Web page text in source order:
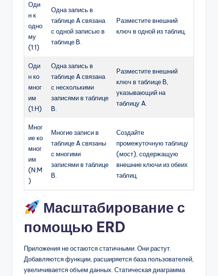
Оди
н к
одно
му
(1:1)
Одна запись в
таблице A связана
с одной записью в
таблице B.
Разместите внешний
ключ в одной из таблиц.
Оди
н ко
мног
им
(1:Н)
Одна запись в
таблице A связана
с несколькими
записями в таблице
B.
Разместите внешний
ключ в таблице B,
указывающий на
таблицу A.
Мног
ие ко
мног
им
(N:M
)
Многие записи в
таблице A связаны
с многими
записями в таблице
B.
Создайте
промежуточную таблицу
(мост), содержащую
внешние ключи из обеих
таблиц.
Масштабирование с
помощью ERD
Приложения не остаются статичными. Они растут.
Добавляются функции, расширяется база пользователей,
увеличивается объем данных. Статическая диаграмма